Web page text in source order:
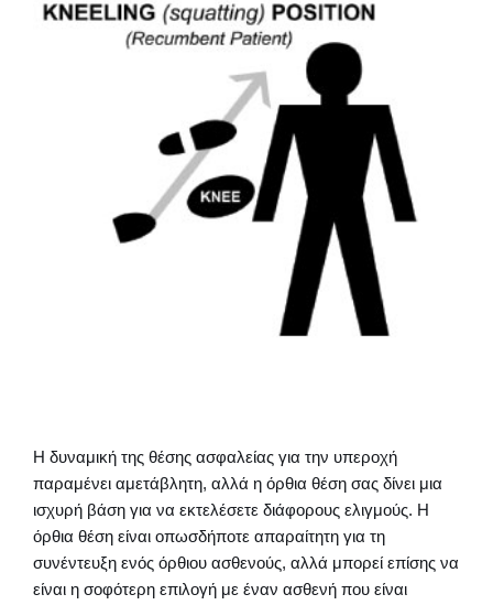
Η δυναμική της θέσης ασφαλείας για την υπεροχή
παραμένει αμετάβλητη, αλλά η όρθια θέση σας δίνει μια
ισχυρή βάση για να εκτελέσετε διάφορους ελιγμούς. Η
όρθια θέση είναι οπωσδήποτε απαραίτητη για τη
συνέντευξη ενός όρθιου ασθενούς, αλλά μπορεί επίσης να
είναι η σοφότερη επιλογή με έναν ασθενή που είναι